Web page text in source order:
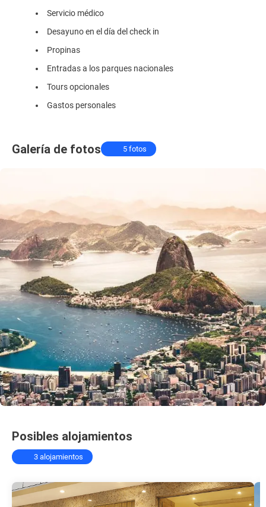
Servicio médico
Desayuno en el día del check in
Propinas
Entradas a los parques nacionales
Tours opcionales
Gastos personales
Galería de fotos 5 fotos
Posibles alojamientos
3 alojamientos